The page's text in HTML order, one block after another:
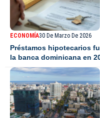
ECONOMÍA30 De Marzo De 2026
Préstamos hipotecarios
la banca dominicana en